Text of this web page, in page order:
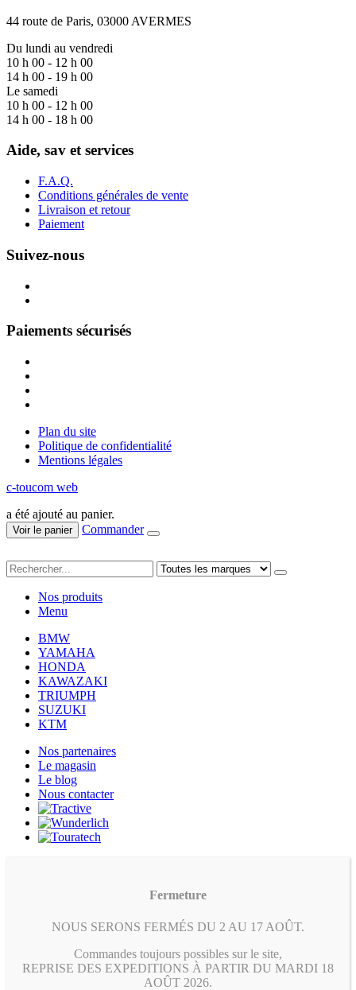
44 route de Paris, 03000 AVERMES
Du lundi au vendredi
10 h 00 - 12 h 00
14 h 00 - 19 h 00
Le samedi
10 h 00 - 12 h 00
14 h 00 - 18 h 00
Aide, sav et services
F.A.Q.
Conditions générales de vente
Livraison et retour
Paiement
Suivez-nous
Paiements sécurisés
Plan du site
Politique de confidentialité
Mentions légales
c-toucom web
a été ajouté au panier.
Voir le panier Commander
Nos produits
Menu
BMW
YAMAHA
HONDA
KAWAZAKI
TRIUMPH
SUZUKI
KTM
Nos partenaires
Le magasin
Le blog
Nous contacter
Fermeture
NOUS SERONS FERMÉS DU 2 AU 17 AOÛT.
Commandes toujours possibles sur le site,
REPRISE DES EXPEDITIONS À PARTIR DU MARDI 18
AOÛT 2026.